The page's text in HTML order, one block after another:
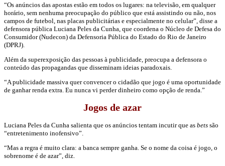
“Os anúncios das apostas estão em todos os lugares: na televisão, em qualquer
horário, sem nenhuma preocupação do público que está assistindo ou não, nos
campos de futebol, nas placas publicitárias e especialmente no celular”, disse a
defensora pública Luciana Peles da Cunha, que coordena o Núcleo de Defesa do
Consumidor (Nudecon) da Defensoria Pública do Estado do Rio de Janeiro
(DPRJ).
Além da superexposição das pessoas à publicidade, preocupa a defensora o
conteúdo das propagandas que disseminam ideias paradoxais.
“A publicidade massiva quer convencer o cidadão que jogo é uma oportunidade
de ganhar renda extra. Eu nunca vi perder dinheiro como opção de renda.”
Jogos de azar
Luciana Peles da Cunha salienta que os anúncios tentam incutir que as bets são
“entretenimento inofensivo”.
“Mas a regra é muito clara: a banca sempre ganha. Se o nome da coisa é jogo, o
sobrenome é de azar”, diz.